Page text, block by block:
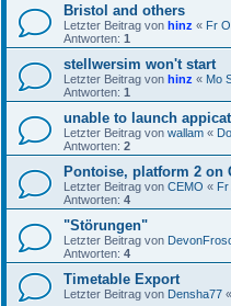
Bristol and others
Letzter Beitrag von hinz « Fr
Antworten: 1
stellwersim won't start
Letzter Beitrag von hinz « Mo
Antworten: 1
unable to launch
Letzter Beitrag von wallam «
Antworten: 2
Pontoise, platform 2 on
Letzter Beitrag von CEMO « Fr
Antworten: 4
"Störungen"
Letzter Beitrag von
Antworten: 4
Timetable Export
Letzter Beitrag von Densha77 «